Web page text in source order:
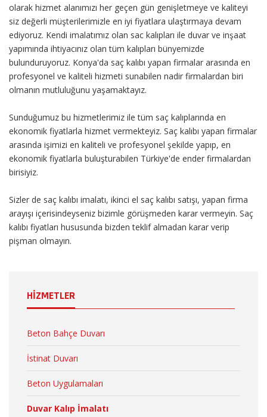
olarak hizmet alanımızı her geçen gün genişletmeye ve kaliteyi
siz değerli müşterilerimizle en iyi fiyatlara ulaştırmaya devam
ediyoruz. Kendi imalatımız olan sac kalıpları ile duvar ve inşaat
yapımında ihtiyacınız olan tüm kalıpları bünyemizde
bulunduruyoruz. Konya'da saç kalıbı yapan firmalar arasında en
profesyonel ve kaliteli hizmeti sunabilen nadir firmalardan biri
olmanın mutluluğunu yaşamaktayız.
Sunduğumuz bu hizmetlerimiz ile tüm saç kalıplarında en
ekonomik fiyatlarla hizmet vermekteyiz. Saç kalıbı yapan firmalar
arasında işimizi en kaliteli ve profesyonel şekilde yapıp, en
ekonomik fiyatlarla buluşturabilen Türkiye'de ender firmalardan
birisiyiz.
Sizler de saç kalıbı imalatı, ikinci el saç kalıbı satışı, yapan firma
arayışı içerisindeyseniz bizimle görüşmeden karar vermeyin. Saç
kalıbı fiyatları hususunda bizden teklif almadan karar verip
pişman olmayın.
HİZMETLER
Beton Bahçe Duvarı
İstinat Duvarı
Beton Uygulamaları
Duvar Kalıp İmalatı